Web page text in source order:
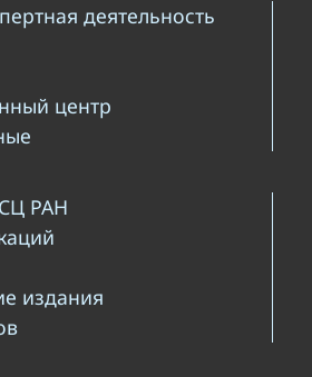
деятельность
центр
РАН
издания